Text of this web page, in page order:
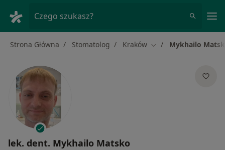
Czego szukasz?
Strona Główna Stomatolog Kraków Zmień miasto
Mykhailo
lek. dent. Mykhailo Matsko